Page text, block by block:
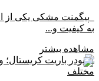
پیگمنت مشکی یکی از
به کیفیت و...
مشاهده بیشتر